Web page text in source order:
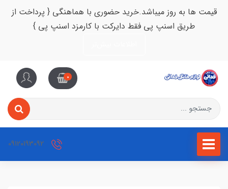
قیمت ها به روز میباشد.خرید حضوری با هماهنگی { پرداخت از
طریق اسنپ پی فقط دایرکت با کارمزد اسنپ پی }
0